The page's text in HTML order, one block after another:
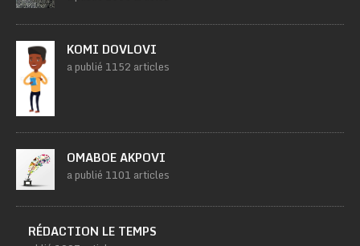
KOMI DOVLOVI
a publié 1152 articles
OMABOE AKPOVI
a publié 1101 articles
RÉDACTION LE TEMPS